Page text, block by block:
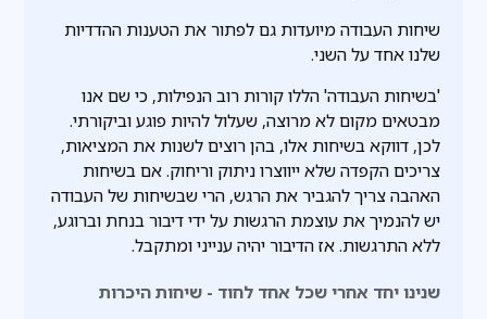
שיחות העבודה מיועדות גם לפתור את הטענות ההדדיות
שלנו אחד על השני.
'בשיחות העבודה' הללו קורות רוב הנפילות, כי שם אנו
מבטאים מקום לא מרוצה, שעלול להיות פוגע וביקורתי.
לכן, דווקא בשיחות אלו, בהן רוצים לשנות את המציאות,
צריכים הקפדה שלא ייווצרו ניתוק וריחוק. אם בשיחות
האהבה צריך להגביר את הרגש, הרי שבשיחות של העבודה
יש להנמיך את עוצמת הרגשות על ידי דיבור בנחת וברוגע,
ללא התרגשות. אז הדיבור יהיה ענייני ומתקבל.
שנינו יחד אחרי שכל אחד לחוד - שיחות היכרות